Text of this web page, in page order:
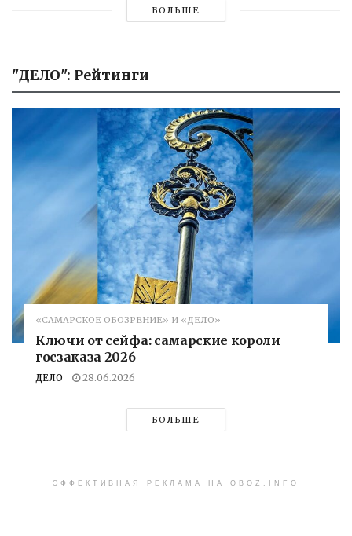
БОЛЬШЕ
"ДЕЛО": Рейтинги
«САМАРСКОЕ ОБОЗРЕНИЕ» И «ДЕЛО»
Ключи от сейфа: самарские короли
госзаказа 2026
ДЕЛО 28.06.2026
БОЛЬШЕ
ЭФФЕКТИВНАЯ РЕКЛАМА НА OBOZ.INFO